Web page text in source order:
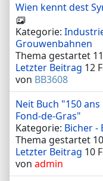
Wien kennt dest
Kategorie:
Grouwenbahnen
Thema gestartet
Letzter Beitrag 12
von BB3608
Neit Buch "150
Fond-de-Gras"
Kategorie: Bicher -
Thema gestartet
Letzter Beitrag 10
von admin